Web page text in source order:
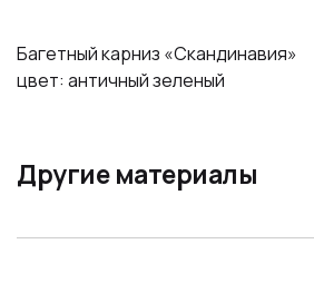
Багетный карниз «Скандинавия»
цвет: античный зеленый
Другие материалы